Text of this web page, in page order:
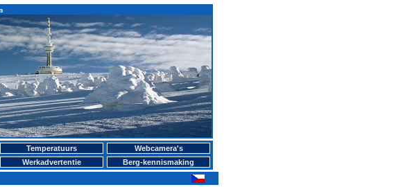
Temperatuurs
Webcamera's
Werkadvertentie
Berg-kennismaking